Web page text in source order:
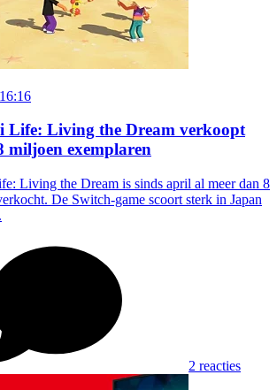
16:16
Life: Living the Dream verkoopt
miljoen exemplaren
Living the Dream is sinds april al meer dan 8
De Switch-game scoort sterk in Japan
2 reacties